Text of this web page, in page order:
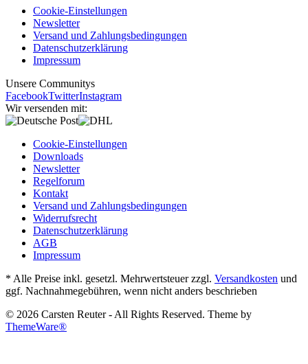
Cookie-Einstellungen
Newsletter
Versand und Zahlungsbedingungen
Datenschutzerklärung
Impressum
Unsere Communitys
FacebookTwitterInstagram
Wir versenden mit:
Cookie-Einstellungen
Downloads
Newsletter
Regelforum
Kontakt
Versand und Zahlungsbedingungen
Widerrufsrecht
Datenschutzerklärung
AGB
Impressum
* Alle Preise inkl. gesetzl. Mehrwertsteuer zzgl. Versandkosten und
ggf. Nachnahmegebühren, wenn nicht anders beschrieben
© 2026 Carsten Reuter - All Rights Reserved. Theme by
ThemeWare®